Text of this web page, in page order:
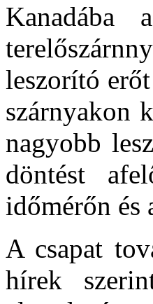
leszorító
szárnyakon
nagyobb
döntést
időmérőn és
A csapat
hírek